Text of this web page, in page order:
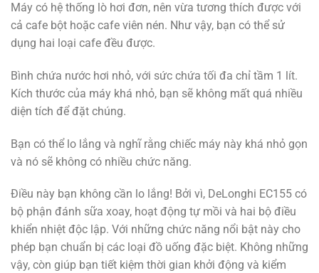
Máy có hệ thống lò hơi đơn, nên vừa tương thích được với
cả cafe bột hoặc cafe viên nén. Như vậy, bạn có thể sử
dụng hai loại cafe đều được.
Bình chứa nước hơi nhỏ, với sức chứa tối đa chỉ tầm 1 lít.
Kích thước của máy khá nhỏ, bạn sẽ không mất quá nhiều
diện tích để đặt chúng.
Bạn có thể lo lắng và nghĩ rằng chiếc máy này khá nhỏ gọn
và nó sẽ không có nhiều chức năng.
Điều này bạn không cần lo lắng! Bởi vì, DeLonghi EC155 có
bộ phận đánh sữa xoay, hoạt động tự mồi và hai bộ điều
khiển nhiệt độc lập. Với những chức năng nổi bật này cho
phép bạn chuẩn bị các loại đồ uống đặc biệt. Không những
vậy, còn giúp bạn tiết kiệm thời gian khởi động và kiểm